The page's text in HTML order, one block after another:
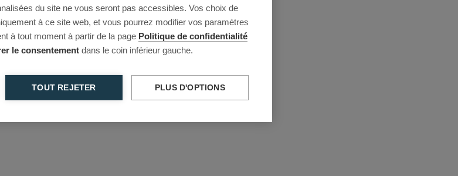
du site ne vous seront pas accessibles. Vos choix de
à ce site web, et vous pourrez modifier vos paramètres
à tout moment à partir de la page Politique de confidentialité
le consentement dans le coin inférieur gauche.
TOUT REJETER PLUS D'OPTIONS